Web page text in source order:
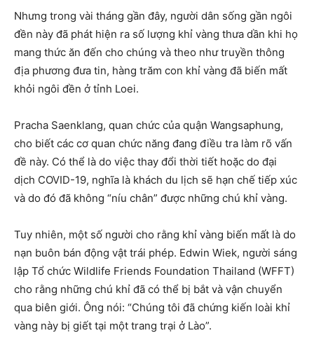
Nhưng trong vài tháng gần đây, người dân sống gần ngôi
đền này đã phát hiện ra số lượng khỉ vàng thưa dần khi họ
mang thức ăn đến cho chúng và theo như truyền thông
địa phương đưa tin, hàng trăm con khỉ vàng đã biến mất
khỏi ngôi đền ở tỉnh Loei.
Pracha Saenklang, quan chức của quận Wangsaphung,
cho biết các cơ quan chức năng đang điều tra làm rõ vấn
đề này. Có thể là do việc thay đổi thời tiết hoặc do đại
dịch COVID-19, nghĩa là khách du lịch sẽ hạn chế tiếp xúc
và do đó đã không “níu chân” được những chú khỉ vàng.
Tuy nhiên, một số người cho rằng khỉ vàng biến mất là do
nạn buôn bán động vật trái phép. Edwin Wiek, người sáng
lập Tổ chức Wildlife Friends Foundation Thailand (WFFT)
cho rằng những chú khỉ đã có thể bị bắt và vận chuyển
qua biên giới. Ông nói: “Chúng tôi đã chứng kiến loài khỉ
vàng này bị giết tại một trang trại ở Lào”.